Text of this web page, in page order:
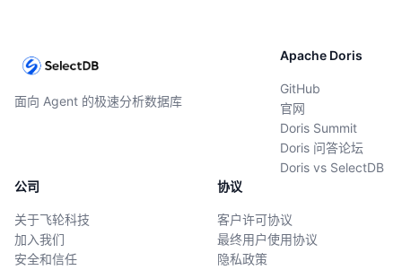
面向 Agent 的极速分析数据库
Apache Doris
GitHub
官网
Doris Summit
Doris 问答论坛
Doris vs SelectDB
公司
关于飞轮科技
加入我们
安全和信任
协议
客户许可协议
最终用户使用协议
隐私政策